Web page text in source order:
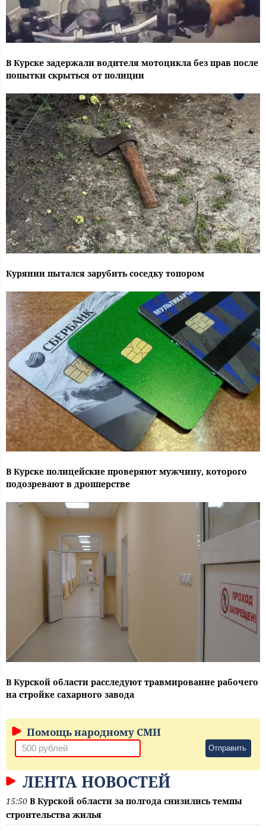
В Курске задержали водителя мотоцикла без прав после
попытки скрыться от полиции
Курянин пытался зарубить соседку топором
В Курске полицейские проверяют мужчину, которого
подозревают в дропперстве
В Курской области расследуют травмирование рабочего
на стройке сахарного завода
Помощь народному СМИ
Отправить
ЛЕНТА НОВОСТЕЙ
15:50 В Курской области за полгода снизились темпы
строительства жилья